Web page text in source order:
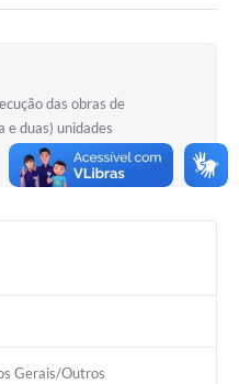
das obras de
duas) unidades
Gerais/Outros